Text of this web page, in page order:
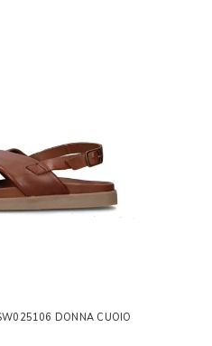
DONNA CUOIO